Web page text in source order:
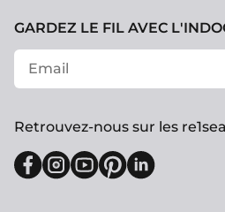
GARDEZ LE FIL AVEC
Retrouvez-nous sur les